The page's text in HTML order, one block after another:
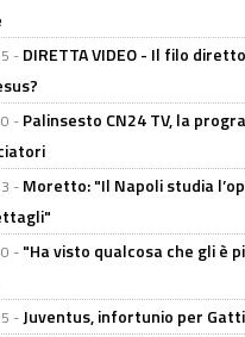
- DIRETTA VIDEO - Il filo
- Palinsesto CN24 TV, la
- Moretto: "Il Napoli studia
- "Ha visto qualcosa che gli è
- Juventus, infortunio per